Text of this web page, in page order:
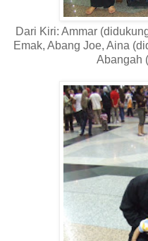
Dari Kiri: Ammar
Emak, Abang Joe, Aina
Abangah